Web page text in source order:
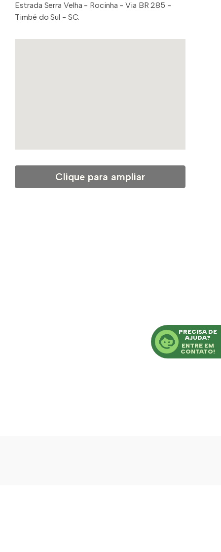
Estrada Serra Velha - Rocinha - Via BR 285 -
Timbé do Sul - SC.
Clique para ampliar
PRECISA DE
AJUDA?
ENTRE EM
CONTATO!